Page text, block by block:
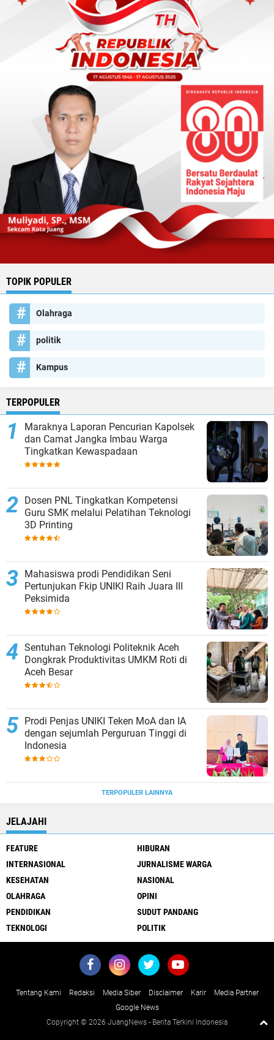
TOPIK POPULER
Olahraga
politik
Kampus
TERPOPULER
Maraknya Laporan Pencurian Kapolsek
dan Camat Jangka Imbau Warga
Tingkatkan Kewaspadaan
Dosen PNL Tingkatkan Kompetensi
Guru SMK melalui Pelatihan Teknologi
3D Printing
Mahasiswa prodi Pendidikan Seni
Pertunjukan Fkip UNIKI Raih Juara III
Peksimida
Sentuhan Teknologi Politeknik Aceh
Dongkrak Produktivitas UMKM Roti di
Aceh Besar
Prodi Penjas UNIKI Teken MoA dan IA
dengan sejumlah Perguruan Tinggi di
Indonesia
TERPOPULER LAINNYA
JELAJAHI
FEATURE
HIBURAN
INTERNASIONAL
JURNALISME WARGA
KESEHATAN
NASIONAL
OLAHRAGA
OPINI
PENDIDIKAN
SUDUT PANDANG
TEKNOLOGI
POLITIK
Tentang Kami Redaksi Media Siber Disclaimer Karir
Media Partner
Google News
Copyright © 2026 JuangNews - Berita Terkini Indonesia